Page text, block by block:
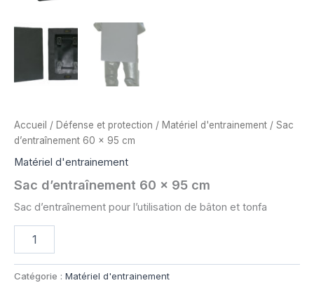
Accueil / Défense et protection / Matériel d'entrainement / Sac
d’entraînement 60 x 95 cm
Matériel d'entrainement
Sac d’entraînement 60 x 95 cm
Sac d’entraînement pour l’utilisation de bâton et tonfa
d'entraînement
Catégorie : Matériel d'entrainement